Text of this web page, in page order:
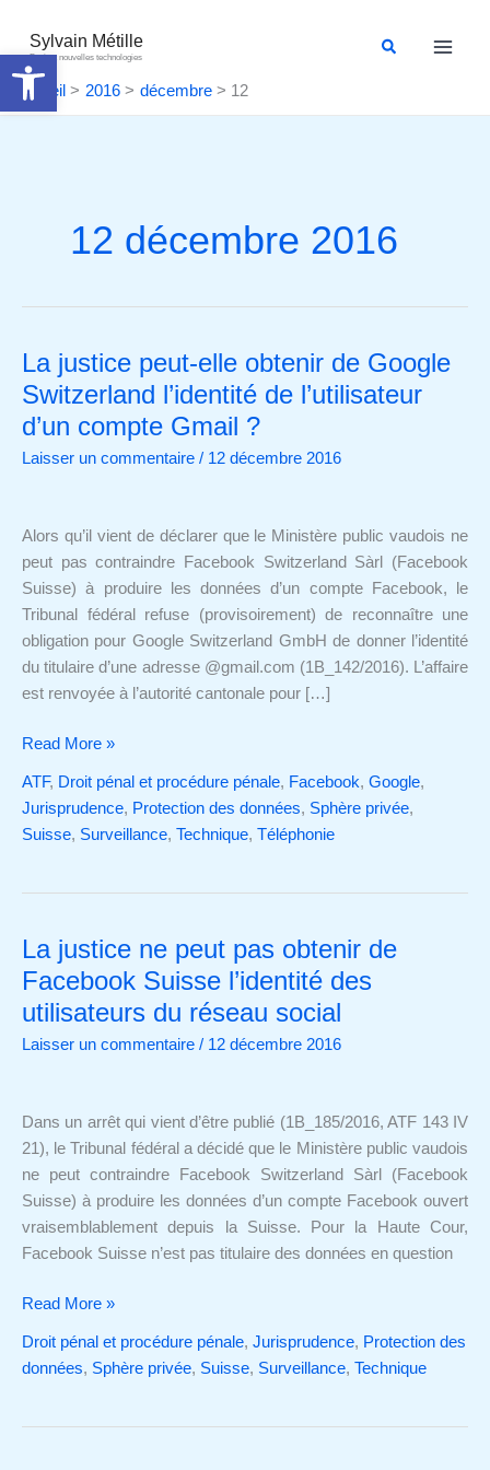
Ouvrir la barre d’outils
contenu
Sylvain Métille
Droit et nouvelles technologies
Rechercher
Accueil 2016 décembre 12
12 décembre 2016
La justice peut-elle obtenir de Google
Switzerland l’identité de l’utilisateur
d’un compte Gmail ?
Laisser un commentaire / 12 décembre 2016
Alors qu’il vient de déclarer que le Ministère public vaudois ne
peut pas contraindre Facebook Switzerland Sàrl (Facebook
Suisse) à produire les données d’un compte Facebook, le
Tribunal fédéral refuse (provisoirement) de reconnaître une
obligation pour Google Switzerland GmbH de donner l’identité
du titulaire d’une adresse @gmail.com (1B_142/2016). L’affaire
est renvoyée à l’autorité cantonale pour […]
La
justice
elle
obtenir
Switzerland
l’identité
de
l’utilisateur
d’un
compte
Gmail
Read More »
ATF, Droit pénal et procédure pénale, Facebook, Google,
Jurisprudence, Protection des données, Sphère privée,
Suisse, Surveillance, Technique, Téléphonie
La justice ne peut pas obtenir de
Facebook Suisse l’identité des
utilisateurs du réseau social
Laisser un commentaire / 12 décembre 2016
Dans un arrêt qui vient d’être publié (1B_185/2016, ATF 143 IV
21), le Tribunal fédéral a décidé que le Ministère public vaudois
ne peut contraindre Facebook Switzerland Sàrl (Facebook
Suisse) à produire les données d’un compte Facebook ouvert
vraisemblablement depuis la Suisse. Pour la Haute Cour,
Facebook Suisse n’est pas titulaire des données en question
La
justice
peut
pas
Facebook
Suisse
l’identité
des
utilisateurs
du
social
Read More »
Droit pénal et procédure pénale, Jurisprudence, Protection des
données, Sphère privée, Suisse, Surveillance, Technique